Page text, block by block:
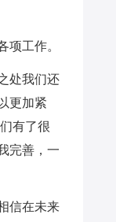
工作。
处我们还
更加紧
有了很
完善，一
信在未来